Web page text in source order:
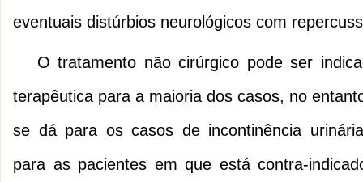
eventuais distúrbios neurológicos com
O tratamento não cirúrgico pode ser
terapêutica para a maioria dos casos, no
se dá para os casos de incontinência
para as pacientes em que está contra-